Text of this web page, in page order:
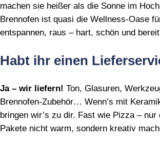
machen sie heißer als die Sonne im
Brennofen ist quasi die Wellness‑Oase
entspannen, raus – hart, schön und
Habt ihr einen
Ja – wir liefern! Ton, Glasuren,
Brennofen‑Zubehör… Wenn’s mit
bringen wir’s zu dir. Fast wie Pizza – nur
Pakete nicht warm, sondern kreativ